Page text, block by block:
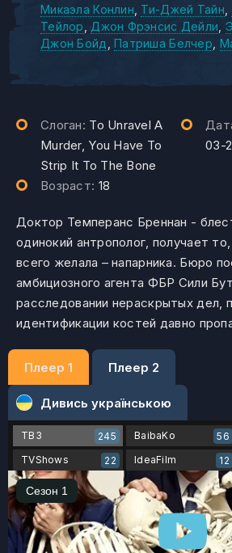
Микаэла Конлин Ти-Джей Тайн
Тейлор
Джон Фрэнсис Дейли
Джон Бойд
Патриша Белчер
Слоган: To Unravel A
Murder, You Have To
Strip It To The Bone
03-
Возраст: 18
Доктор Темперанс Бреннан -
одинокий антрополог, получает
всего желала – напарника. Бюро
амбициозного агента ФБР Сили
расследовании нераскрытых дел,
идентификации костей давно
Плеер 1 Плеер 2
Дивись українською
ТВ3 245 BaibaKo 56
TVShows
22 IdeaFilm 12